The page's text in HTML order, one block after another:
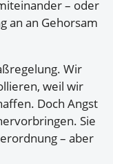
– oder
an an Gehorsam
Wir
weil wir
Doch Angst
Sie
– aber